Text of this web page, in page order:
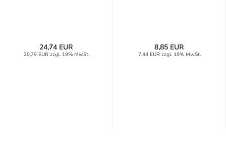
24,74 EUR
20,79 EUR zzgl. 19% MwSt.
8,85 EUR
7,44 EUR zzgl. 19% MwSt.